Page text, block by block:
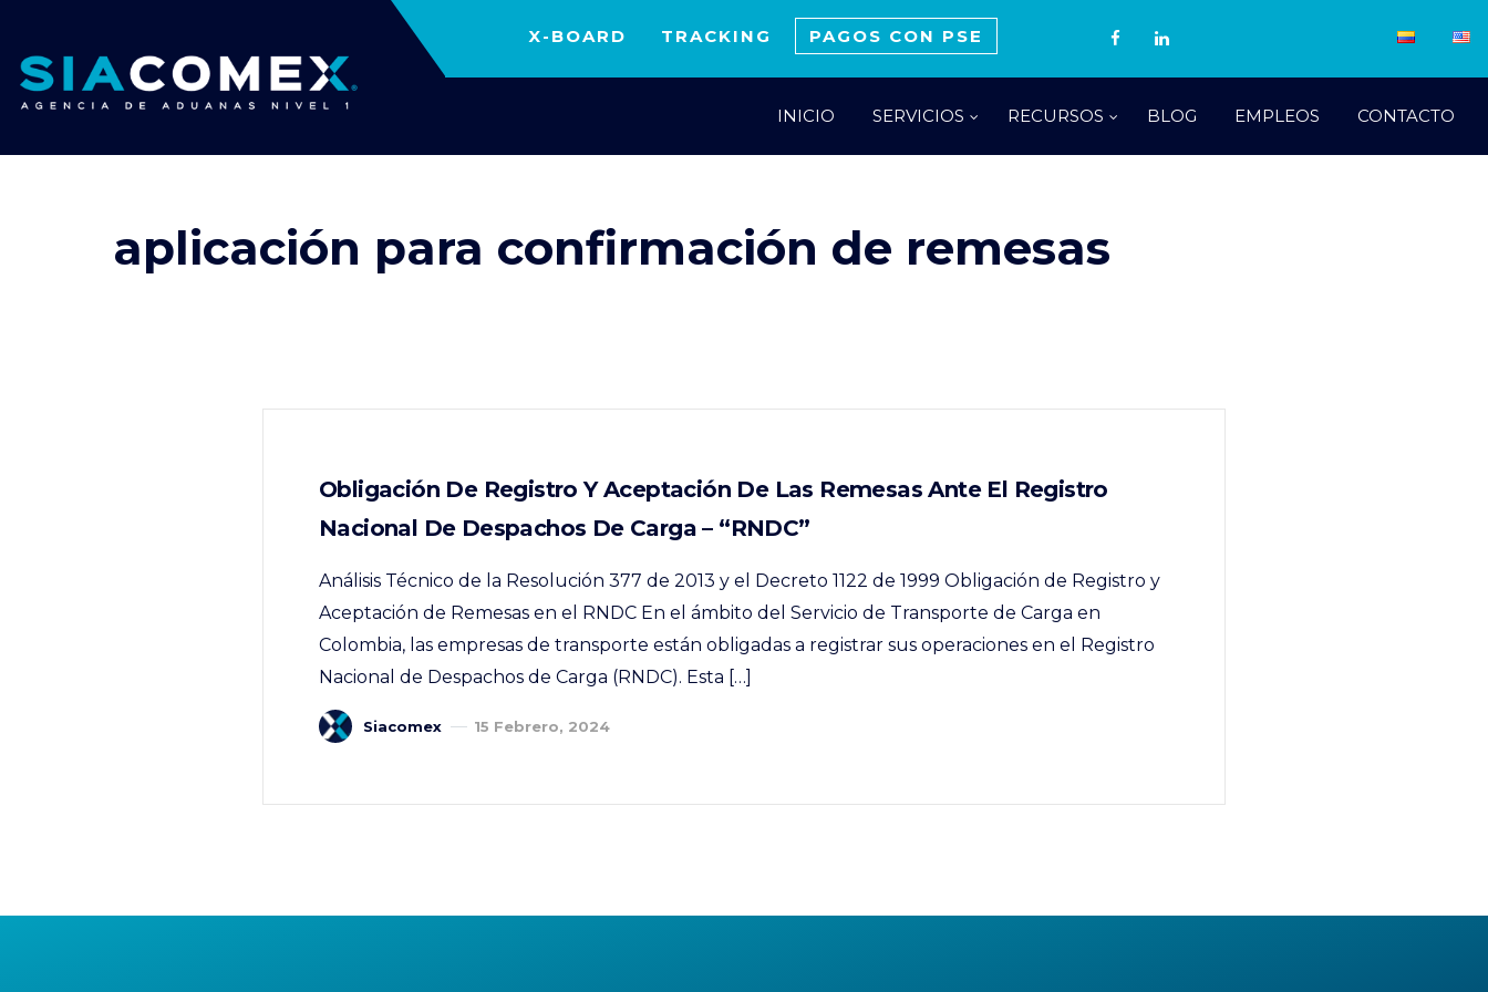
X-BOARD TRACKING PAGOS CON PSE
INICIO SERVICIOS RECURSOS BLOG EMPLEOS CONTACTO
aplicación para confirmación de remesas
Obligación De Registro Y Aceptación De Las Remesas Ante El Registro
Nacional De Despachos De Carga – “RNDC”
Análisis Técnico de la Resolución 377 de 2013 y el Decreto 1122 de 1999 Obligación de Registro y
Aceptación de Remesas en el RNDC En el ámbito del Servicio de Transporte de Carga en
Colombia, las empresas de transporte están obligadas a registrar sus operaciones en el Registro
Nacional de Despachos de Carga (RNDC). Esta […]
Siacomex 15 Febrero, 2024